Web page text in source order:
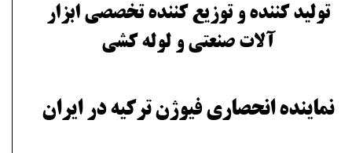
تولید کننده و توزیع کننده تخصصی ابزار
آلات صنعتی و لوله کشی
​نماینده انحصاری فیوژن ترکیه در ایران